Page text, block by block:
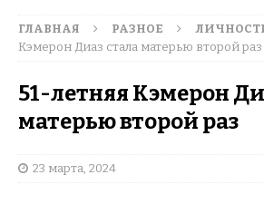
ГЛАВНАЯ РАЗНОЕ
Кэмерон Диаз стала матерью второй раз
51-летняя Кэмерон
матерью второй раз
23 марта, 2024